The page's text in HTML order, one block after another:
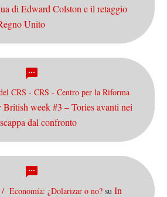
di Edward Colston e il retaggio
Unito
CRS - CRS - Centro per la Riforma
British week #3 – Tories avanti nei
dal confronto
Economía: ¿Dolarizar o no? su In